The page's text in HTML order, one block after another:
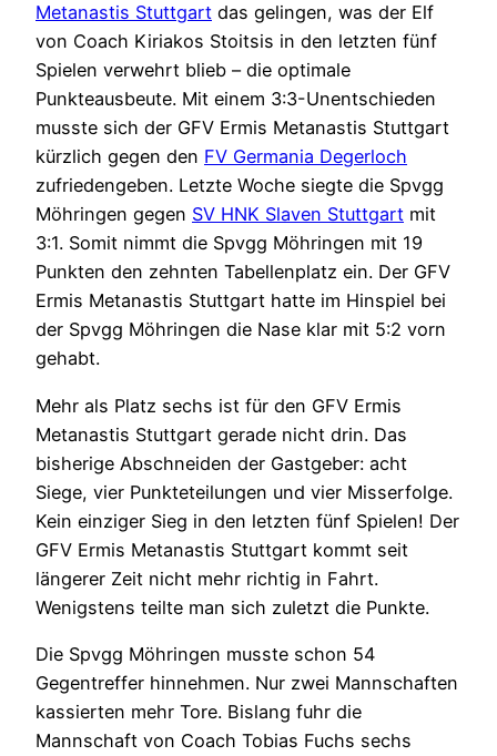
Metanastis Stuttgart das gelingen, was der Elf
von Coach Kiriakos Stoitsis in den letzten fünf
Spielen verwehrt blieb – die optimale
Punkteausbeute. Mit einem 3:3-Unentschieden
musste sich der GFV Ermis Metanastis Stuttgart
kürzlich gegen den FV Germania Degerloch
zufriedengeben. Letzte Woche siegte die Spvgg
Möhringen gegen SV HNK Slaven Stuttgart mit
3:1. Somit nimmt die Spvgg Möhringen mit 19
Punkten den zehnten Tabellenplatz ein. Der GFV
Ermis Metanastis Stuttgart hatte im Hinspiel bei
der Spvgg Möhringen die Nase klar mit 5:2 vorn
gehabt.
Mehr als Platz sechs ist für den GFV Ermis
Metanastis Stuttgart gerade nicht drin. Das
bisherige Abschneiden der Gastgeber: acht
Siege, vier Punkteteilungen und vier Misserfolge.
Kein einziger Sieg in den letzten fünf Spielen! Der
GFV Ermis Metanastis Stuttgart kommt seit
längerer Zeit nicht mehr richtig in Fahrt.
Wenigstens teilte man sich zuletzt die Punkte.
Die Spvgg Möhringen musste schon 54
Gegentreffer hinnehmen. Nur zwei Mannschaften
kassierten mehr Tore. Bislang fuhr die
Mannschaft von Coach Tobias Fuchs sechs